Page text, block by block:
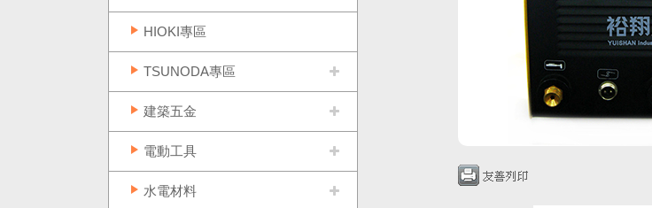
HIOKI專區
TSUNODA專區
建築五金
電動工具
水電材料